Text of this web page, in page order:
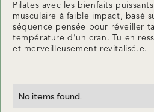
Pilates avec les bienfaits
musculaire à faible impact, basé
séquence pensée pour réveiller
température d'un cran. Tu en
et merveilleusement revitalisé.e.
No items found.